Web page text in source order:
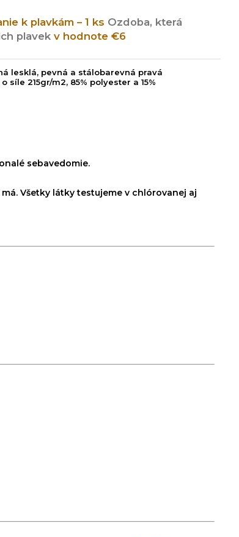
k plavkám – 1 ks Ozdoba, která
plavek v hodnote €6
lesklá, pevná a stálobarevná pravá
síle 215gr/m2, 85% polyester a 15%
sebavedomie.
Všetky látky testujeme v chlórovanej aj